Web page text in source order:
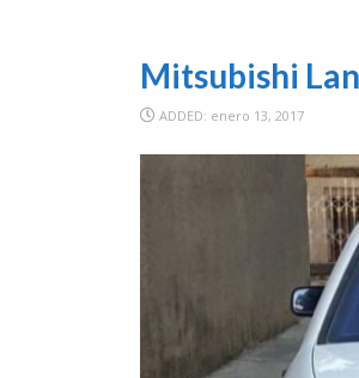
Mitsubishi
ADDED: enero 13, 2017